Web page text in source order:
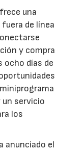
una
de línea
y compra
días de
un servicio
los
anunciado el